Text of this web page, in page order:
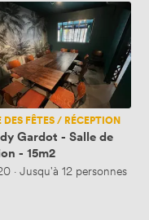
personnes
DES FÊTES / RÉCEPTION
Gardot - Salle de
- 15m2
·Jusqu'à 12 personnes